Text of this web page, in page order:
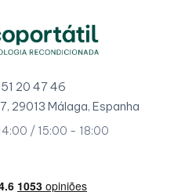
20 47 46
29013 Málaga, Espanha
/ 15:00 - 18:00